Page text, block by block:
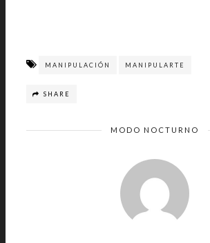
MANIPULACIÓN MANIPULARTE
SHARE
MODO NOCTURNO